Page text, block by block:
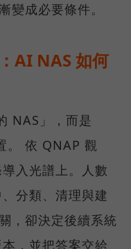
變成必要條件。
AI NAS 如何
NAS」，而是
。 依 QNAP 觀
入光譜上。人數
分類、清理與建
，卻決定後續系統
，並把答案交給